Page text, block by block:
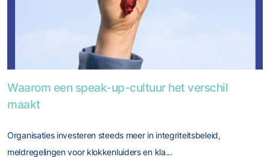
Waarom een speak-up-cultuur het verschil
maakt
Organisaties investeren steeds meer in integriteitsbeleid,
meldregelingen voor klokkenluiders en kla...